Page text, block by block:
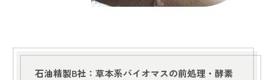
石油精製B社：草本系バイオマスの前処理・酵素